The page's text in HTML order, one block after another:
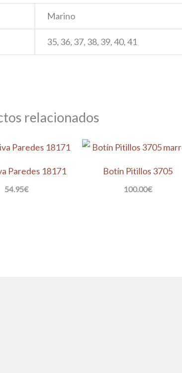
Marino
35, 36, 37, 38, 39, 40, 41
relacionados
Paredes 18171
54.95€
Botín Pitillos 3705
100.00€